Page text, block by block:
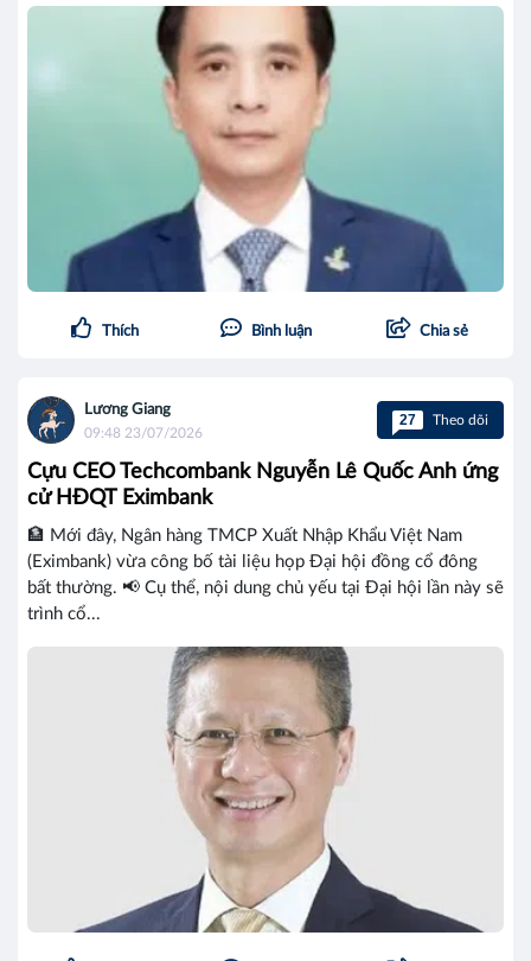
Thích Bình luận Chia sẻ
Lương Giang
09:48 23/07/2026
27 Theo dõi
Cựu CEO Techcombank Nguyễn Lê Quốc Anh ứng
cử HĐQT Eximbank
🏦 Mới đây, Ngân hàng TMCP Xuất Nhập Khẩu Việt Nam
(Eximbank) vừa công bố tài liệu họp Đại hội đồng cổ đông
bất thường. 📢 Cụ thể, nội dung chủ yếu tại Đại hội lần này sẽ
trình cổ...